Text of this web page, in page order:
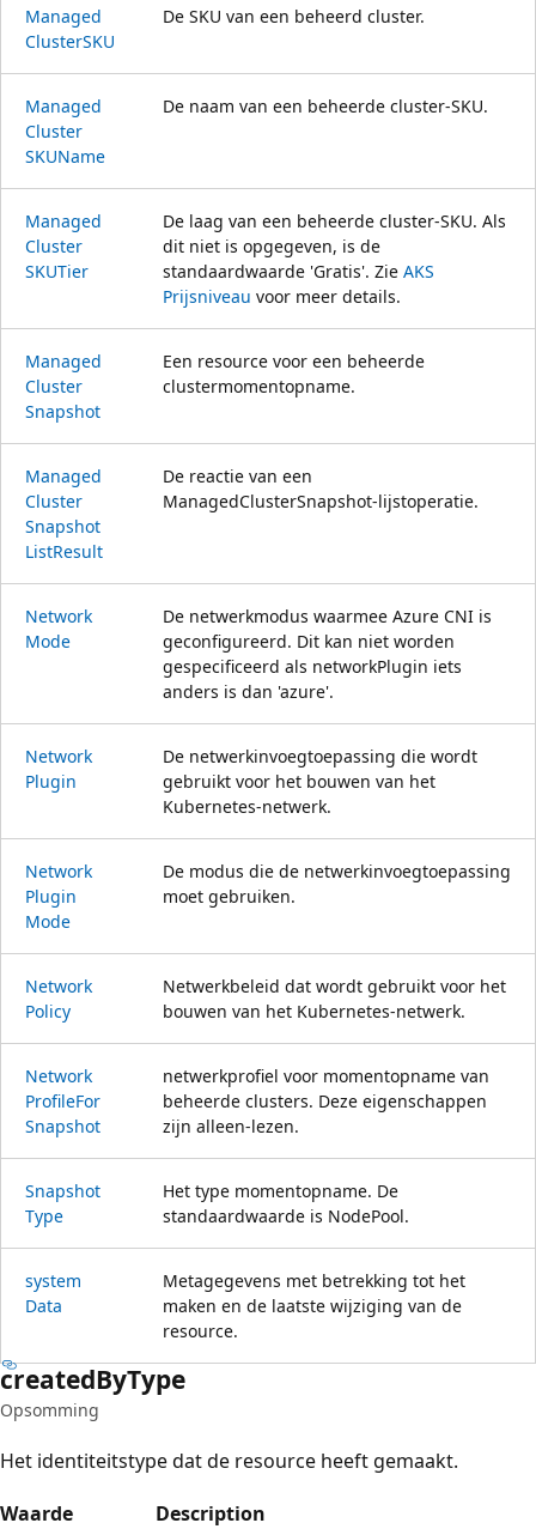
Managed
ClusterSKU
De SKU van een beheerd cluster.
Managed
Cluster
SKUName
De naam van een beheerde cluster-SKU.
Managed
Cluster
SKUTier
De laag van een beheerde cluster-SKU. Als
dit niet is opgegeven, is de
standaardwaarde 'Gratis'. Zie AKS
Prijsniveau voor meer details.
Managed
Cluster
Snapshot
Een resource voor een beheerde
clustermomentopname.
Managed
Cluster
Snapshot
ListResult
De reactie van een
ManagedClusterSnapshot-lijstoperatie.
Network
Mode
De netwerkmodus waarmee Azure CNI is
geconfigureerd. Dit kan niet worden
gespecificeerd als networkPlugin iets
anders is dan 'azure'.
Network
Plugin
De netwerkinvoegtoepassing die wordt
gebruikt voor het bouwen van het
Kubernetes-netwerk.
Network
Plugin
Mode
De modus die de netwerkinvoegtoepassing
moet gebruiken.
Network
Policy
Netwerkbeleid dat wordt gebruikt voor het
bouwen van het Kubernetes-netwerk.
Network
ProfileFor
Snapshot
netwerkprofiel voor momentopname van
beheerde clusters. Deze eigenschappen
zijn alleen-lezen.
Snapshot
Type
Het type momentopname. De
standaardwaarde is NodePool.
system
Data
Metagegevens met betrekking tot het
maken en de laatste wijziging van de
resource.
createdByType
Opsomming
Het identiteitstype dat de resource heeft gemaakt.
Waarde
Description